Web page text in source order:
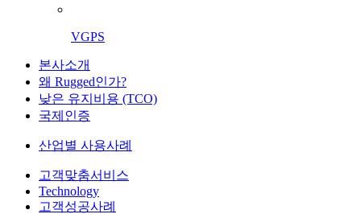
VGPS
본사소개
왜 Rugged인가?
낮은 유지비용 (TCO)
국제인증
산업별 사용사례
고객맞춤서비스
Technology
고객성공사례